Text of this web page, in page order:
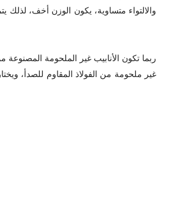
والالتواء متساوية، يكون الوزن أخف، لذلك
ربما تكون الأنابيب غير الملحومة
غير ملحومة من الفولاذ المقاوم للصدأ،